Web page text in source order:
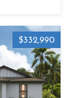
$332,990